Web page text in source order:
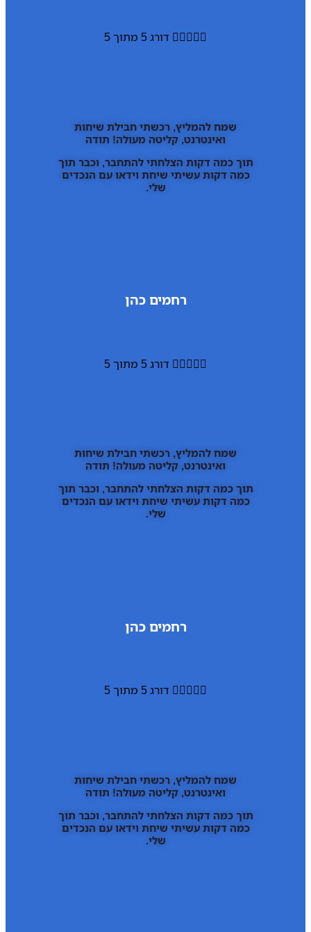
 דורג 5 מתוך 5
שמח להמליץ, רכשתי חבילת שיחות
ואינטרנט, קליטה מעולה! תודה
תוך כמה דקות הצלחתי להתחבר, וכבר תוך
כמה דקות עשיתי שיחת וידאו עם הנכדים
שלי.
רחמים כהן
 דורג 5 מתוך 5
שמח להמליץ, רכשתי חבילת שיחות
ואינטרנט, קליטה מעולה! תודה
תוך כמה דקות הצלחתי להתחבר, וכבר תוך
כמה דקות עשיתי שיחת וידאו עם הנכדים
שלי.
רחמים כהן
 דורג 5 מתוך 5
שמח להמליץ, רכשתי חבילת שיחות
ואינטרנט, קליטה מעולה! תודה
תוך כמה דקות הצלחתי להתחבר, וכבר תוך
כמה דקות עשיתי שיחת וידאו עם הנכדים
שלי.